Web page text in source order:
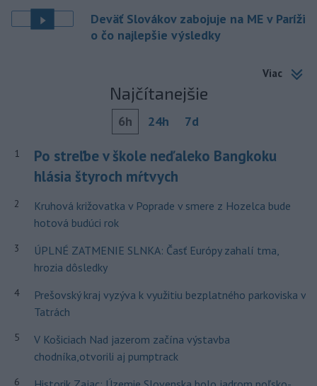
Deväť Slovákov zabojuje na ME v Paríži
o čo najlepšie výsledky
Viac
Najčítanejšie
6h 24h 7d
1
Po streľbe v škole neďaleko Bangkoku
hlásia štyroch mŕtvych
2
Kruhová križovatka v Poprade v smere z Hozelca bude
hotová budúci rok
3
ÚPLNÉ ZATMENIE SLNKA: Časť Európy zahalí tma,
hrozia dôsledky
4
Prešovský kraj vyzýva k využitiu bezplatného parkoviska v
Tatrách
5
V Košiciach Nad jazerom začína výstavba
chodníka,otvorili aj pumptrack
6